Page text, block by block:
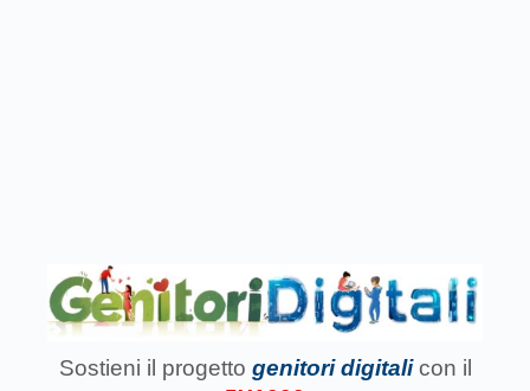
Sostieni il progetto genitori digitali con il